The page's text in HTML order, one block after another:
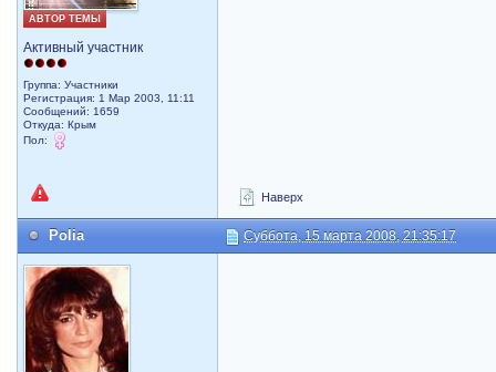
АВТОР ТЕМЫ
Активный участник
Группа: Участники
Регистрация: 1 Мар 2003, 11:11
Сообщений: 1659
Откуда: Крым
Пол:
Наверх
Polia Суббота, 15 марта 2008, 21:35:17